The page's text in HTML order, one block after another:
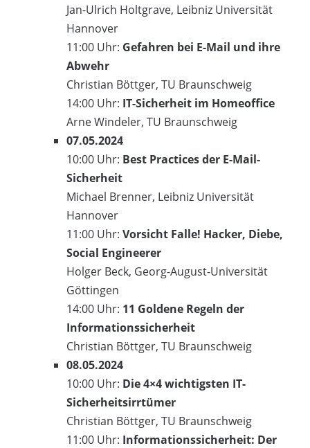
Jan-Ulrich Holtgrave, Leibniz Universität
Hannover
11:00 Uhr: Gefahren bei E-Mail und ihre
Abwehr
Christian Böttger, TU Braunschweig
14:00 Uhr: IT-Sicherheit im Homeoffice
Arne Windeler, TU Braunschweig
07.05.2024
10:00 Uhr: Best Practices der E-Mail-
Sicherheit
Michael Brenner, Leibniz Universität
Hannover
11:00 Uhr: Vorsicht Falle! Hacker, Diebe,
Social Engineerer
Holger Beck, Georg-August-Universität
Göttingen
14:00 Uhr: 11 Goldene Regeln der
Informationssicherheit
Christian Böttger, TU Braunschweig
08.05.2024
10:00 Uhr: Die 4×4 wichtigsten IT-
Sicherheitsirrtümer
Christian Böttger, TU Braunschweig
11:00 Uhr: Informationssicherheit: Der